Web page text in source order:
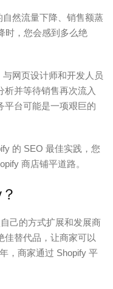
然流量下降、销售额蒸
时，您会感到多么绝
网页设计师和开发人员
并等待销售再次流入
平台可能是一项艰巨的
的 SEO 最佳实践，您
商店铺平道路。
己的方式扩展和发展商
佳替代品，让商家可以
，商家通过 Shopify 平